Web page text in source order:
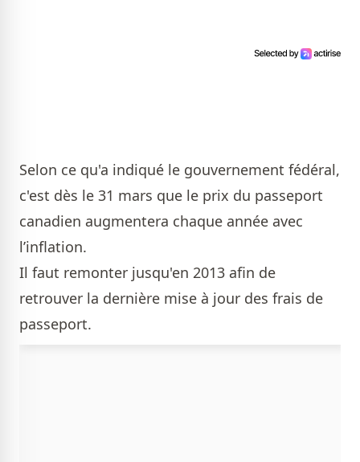
Selon ce qu'a indiqué le gouvernement fédéral,
c'est dès le 31 mars que le prix du passeport
canadien augmentera chaque année avec
l’inflation.
Il faut remonter jusqu'en 2013 afin de
retrouver la dernière mise à jour des frais de
passeport.